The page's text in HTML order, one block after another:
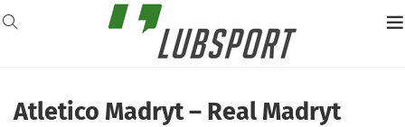
Atletico Madryt – Real Madryt